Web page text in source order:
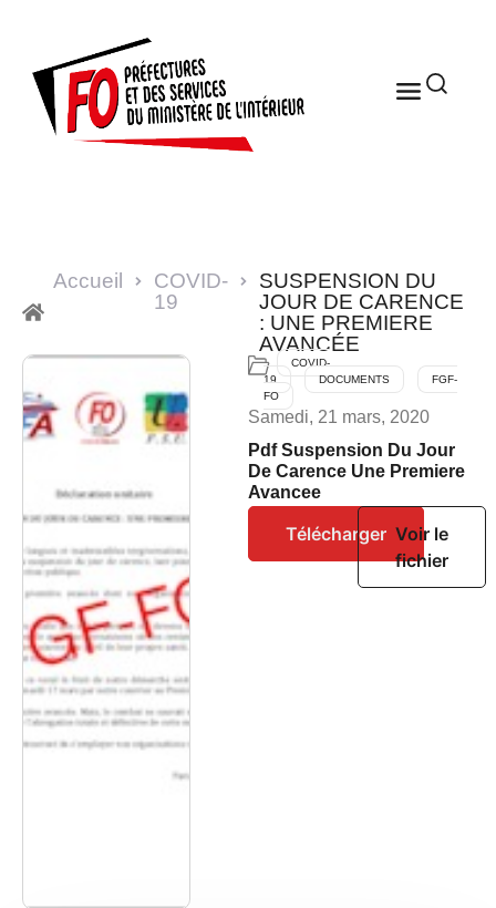
Accueil
COVID-
19
SUSPENSION DU
JOUR DE CARENCE
: UNE PREMIERE
AVANCÉE
COVID-
19
DOCUMENTS
FGF-
FO
Samedi, 21 mars, 2020
Pdf Suspension Du Jour
De Carence Une Premiere
Avancee
Télécharger Voir le
fichier